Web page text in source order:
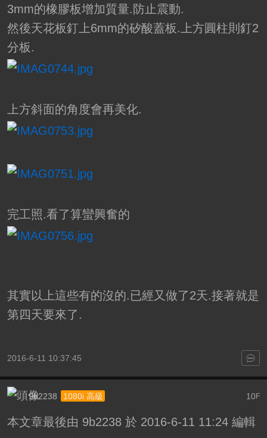
3mm的橡膠板增加質量.防止震動.
然後天花板釘上6mm的矽酸蓋板.上方圓柱則釘2
分板.
上方斜面的角度會再美化.
完工照.看了算蠻興奮的
其實以上這些有的沒的.已經又做了2天.接著就是
第四天要來了.
2016-6-11 10:37:45
10F
9b2238 1080i 高級
本文章最後由 9b2238 於 2016-6-11 11:24 編輯